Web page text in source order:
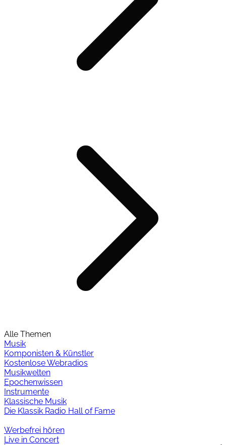
Alle Themen
Musik
Komponisten & Künstler
Kostenlose Webradios
Musikwelten
Epochenwissen
Instrumente
Klassische Musik
Die Klassik Radio Hall of Fame
Werbefrei hören
Live in Concert